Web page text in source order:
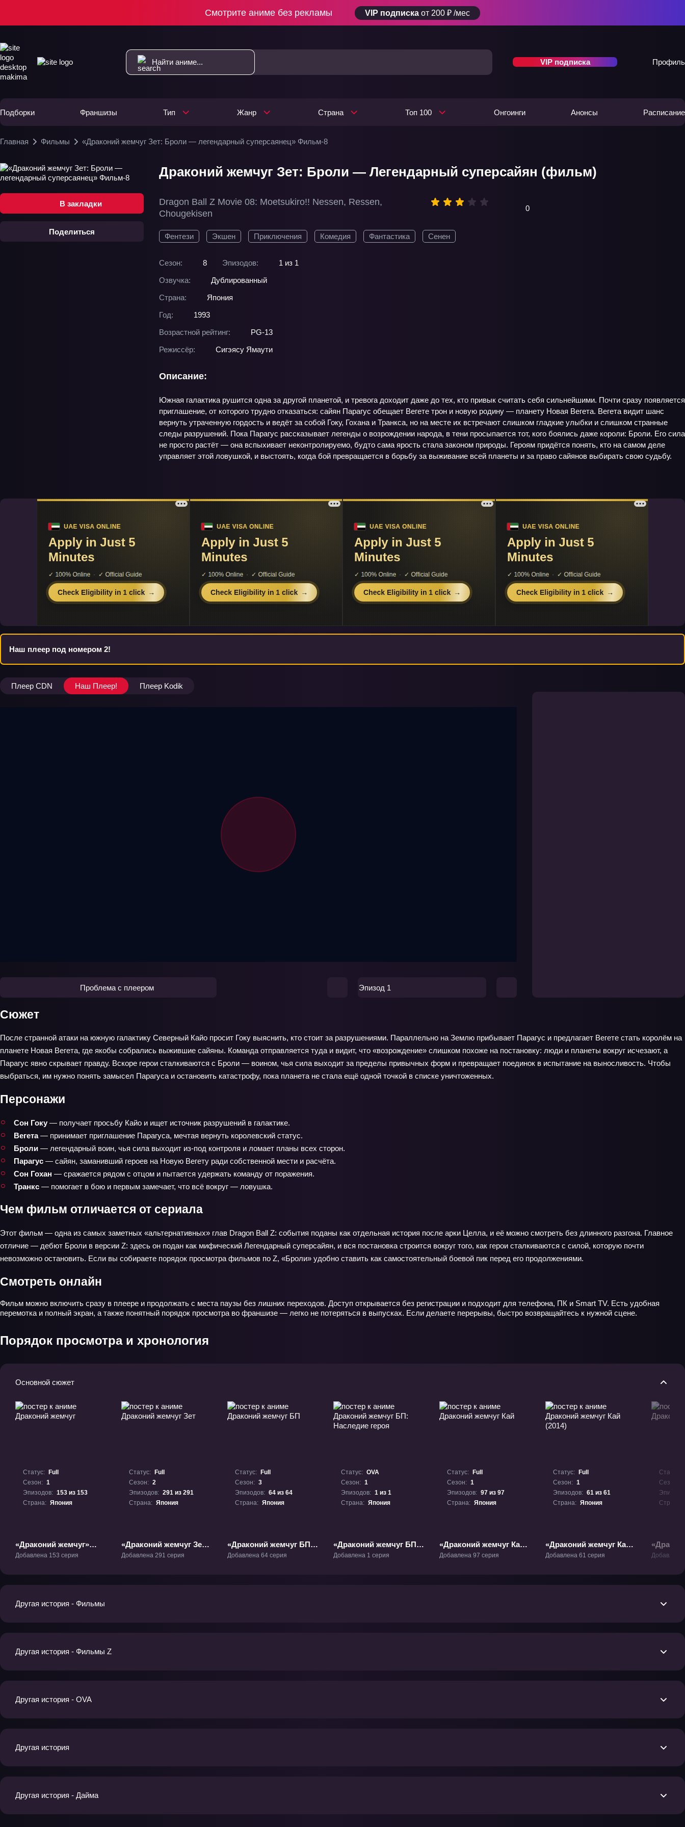
Смотрите аниме без рекламы VIP подписка от 200 ₽ /мес
VIP подписка Профиль
Подборки Франшизы Тип Жанр Страна Топ 100 Онгоинги Анонсы Расписание
Главная Фильмы «Драконий жемчуг Зет: Броли — легендарный суперсаянец» Фильм-8
В закладки
Поделиться
Драконий жемчуг Зет: Броли — Легендарный суперсайян (фильм)
Dragon Ball Z Movie 08: Moetsukiro!! Nessen, Ressen,
Chougekisen
0
Фентези Экшен Приключения Комедия Фантастика Сенен
Сезон: 8 Эпизодов:
1 из 1
Озвучка:
Дублированный
Страна:
Япония
Год:
1993
Возрастной рейтинг:
PG-13
Режиссёр:
Сигэясу Ямаути
Описание:
Южная галактика рушится одна за другой планетой, и тревога доходит даже до тех, кто привык считать себя сильнейшими. Почти сразу появляется
приглашение, от которого трудно отказаться: сайян Парагус обещает Вегете трон и новую родину — планету Новая Вегета. Вегета видит шанс
вернуть утраченную гордость и ведёт за собой Гоку, Гохана и Транкса, но на месте их встречают слишком гладкие улыбки и слишком странные
следы разрушений. Пока Парагус рассказывает легенды о возрождении народа, в тени просыпается тот, кого боялись даже короли: Броли. Его сила
не просто растёт — она вспыхивает неконтролируемо, будто сама ярость стала законом природы. Героям придётся понять, кто на самом деле
управляет этой ловушкой, и выстоять, когда бой превращается в борьбу за выживание всей планеты и за право сайянов выбирать свою судьбу.
Наш плеер под номером 2!
Плеер CDN Наш Плеер! Плеер Kodik
Проблема с плеером Эпизод 1
Сюжет
После странной атаки на южную галактику Северный Кайо просит Гоку выяснить, кто стоит за разрушениями. Параллельно на Землю прибывает Парагус и предлагает Вегете стать королём на
планете Новая Вегета, где якобы собрались выжившие сайяны. Команда отправляется туда и видит, что «возрождение» слишком похоже на постановку: люди и планеты вокруг исчезают, а
Парагус явно скрывает правду. Вскоре герои сталкиваются с Броли — воином, чья сила выходит за пределы привычных форм и превращает поединок в испытание на выносливость. Чтобы
выбраться, им нужно понять замысел Парагуса и остановить катастрофу, пока планета не стала ещё одной точкой в списке уничтоженных.
Персонажи
Сон Гоку — получает просьбу Кайо и ищет источник разрушений в галактике.
Вегета— принимает приглашение Парагуса, мечтая вернуть королевский статус.
Броли — легендарный воин, чья сила выходит из-под контроля и ломает планы всех сторон.
Парагус — сайян, заманивший героев на Новую Вегету ради собственной мести и расчёта.
Сон Гохан — сражается рядом с отцом и пытается удержать команду от поражения.
Транкс — помогает в бою и первым замечает, что всё вокруг — ловушка.
Чем фильм отличается от сериала
Этот фильм — одна из самых заметных «альтернативных» глав Dragon Ball Z: события поданы как отдельная история после арки Целла, и её можно смотреть без длинного разгона. Главное
отличие — дебют Броли в версии Z: здесь он подан как мифический Легендарный суперсайян, и вся постановка строится вокруг того, как герои сталкиваются с силой, которую почти
невозможно остановить. Если вы собираете порядок просмотра фильмов по Z, «Броли» удобно ставить как самостоятельный боевой пик перед его продолжениями.
Смотреть онлайн
Фильм можно включить сразу в плеере и продолжать с места паузы без лишних переходов. Доступ открывается без регистрации и подходит для телефона, ПК и Smart TV. Есть удобная
перемотка и полный экран, а также понятный порядок просмотра во франшизе — легко не потеряться в выпусках. Если делаете перерывы, быстро возвращайтесь к нужной сцене.
Порядок просмотра и хронология
Основной сюжет
Статус:
Full
Сезон: 1
Эпизодов: 153 из 153
Страна: Япония
«Драконий жемчуг»
ТВ-1
Добавлена 153 серия
Статус:
Full
Сезон: 2
Эпизодов: 291 из 291
Страна: Япония
«Драконий жемчуг Зет»
ТВ-2
Добавлена 291 серия
Статус:
Full
Сезон: 3
Эпизодов: 64 из 64
Страна: Япония
«Драконий жемчуг БП»
ТВ-3
Добавлена 64 серия
Статус: OVA
Сезон: 1
Эпизодов: 1 из 1
Страна: Япония
«Драконий жемчуг БП:
Наследие героя» ОВА-1
Добавлена 1 серия
Статус:
Full
Сезон: 1
Эпизодов: 97 из 97
Страна: Япония
«Драконий жемчуг Кай»
ТВ-1
Добавлена 97 серия
Статус:
Full
Сезон: 1
Эпизодов: 61 из 61
Страна: Япония
«Драконий жемчуг Кай
(2014)» ТВ-1
Добавлена 61 серия
Статус:
Сезон:
Страна:
Супер»
Добавлена
Другая история - Фильмы
Другая история - Фильмы Z
Другая история - OVA
Другая история
Другая история - Дайма